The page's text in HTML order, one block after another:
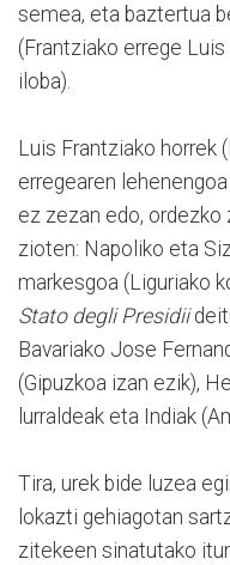
semea, eta baztertua
(Frantziako errege
iloba).
Luis Frantziako horrek
erregearen
ez zezan edo, ordezko
zioten: Napoliko eta
markesgoa (Liguriako
Stato degli Presidii
Bavariako Jose
(Gipuzkoa izan ezik),
lurraldeak eta Indiak
Tira, urek bide luzea
lokazti gehiagotan
zitekeen sinatutako